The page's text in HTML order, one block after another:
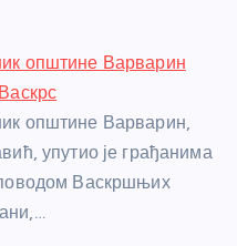
општине Варварин
општине Варварин,
упутио је грађанима
поводом Васкршњих